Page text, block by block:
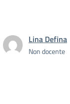
Lina Defina
Non docente